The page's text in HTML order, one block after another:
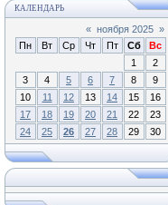
КАЛЕНДАРЬ
« ноября 2025 »
Пн
Вт Ср Чт Пт Сб
Вс
1
2
3
4 5 6 7 8
9
10
11 12 13 14 15
16
17
18 19 20 21 22
23
24
25 26 27 28 29 30